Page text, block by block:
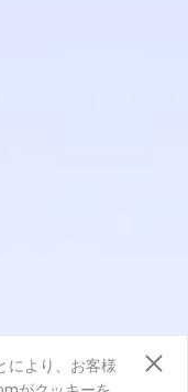
により、お客様